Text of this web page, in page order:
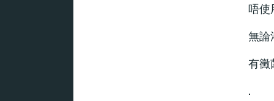
唔使
無論
有黴
.